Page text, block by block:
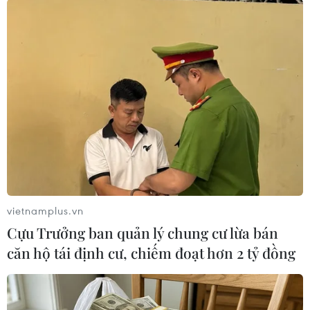
nạn hàng không rõ nguồn gốc tại nhiều khu vực
nông thôn hoành hành cũng là nỗi lo của doanh
nghiệp,” ông Tuân kể lại.
Ở góc độ khác, ông Vũ Vinh Phú, nguyên Chủ
tịch Hiệp hội Siêu thị Hà Nội nhìn nhận, do
không có địa điểm tổ chức cố định nên những
chuyến đưa hàng Việt về nông thôn trong giai
trước đây vẫn mang tính mùa vụ.
Thậm chí khi chương trình kết thúc, người dân
muốn mua thêm sản phẩm cũng không biết
mua hàng ở đâu, kết nối với doanh nghiệp bằng
cách nào.
vietnamplus.vn
Cựu Trưởng ban quản lý chung cư lừa bán
căn hộ tái định cư, chiếm đoạt hơn 2 tỷ đồng